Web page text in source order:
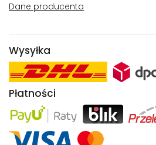
Dane producenta
Wysyłka
Płatności